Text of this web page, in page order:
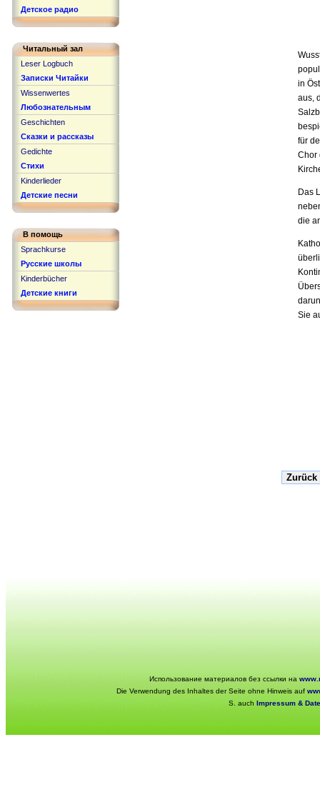
in
aus,
für
Chor
Das
die
Sie
Детское радио
Читальный зал
Leser Logbuch
Записки Читайки
Wissenwertes
Любознательным
Geschichten
Сказки и рассказы
Gedichte
Стихи
Kinderlieder
Детские песни
В помощь
Sprachkurse
Русские школы
Kinderbücher
Детские книги
Использование материалов без ссылки на
Die Verwendung des Inhaltes der Seite ohne Hinweis auf
S. auch Impressum &